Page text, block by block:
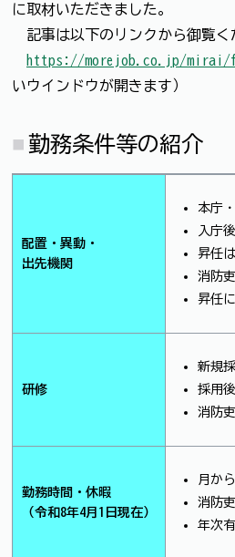
に取材いただきました。
記事は以下のリンクから御覧く
https://morejob.co.jp/mirai/
いウインドウが開きます）
勤務条件等の紹介
配置・異動・
出先機関
本庁
入庁
昇任は
消防
昇任
研修
新規
採用
消防
勤務時間・休暇
（令和8年4月1日現在）
月か
消防
年次